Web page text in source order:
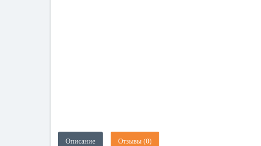
Описание Отзывы (0)